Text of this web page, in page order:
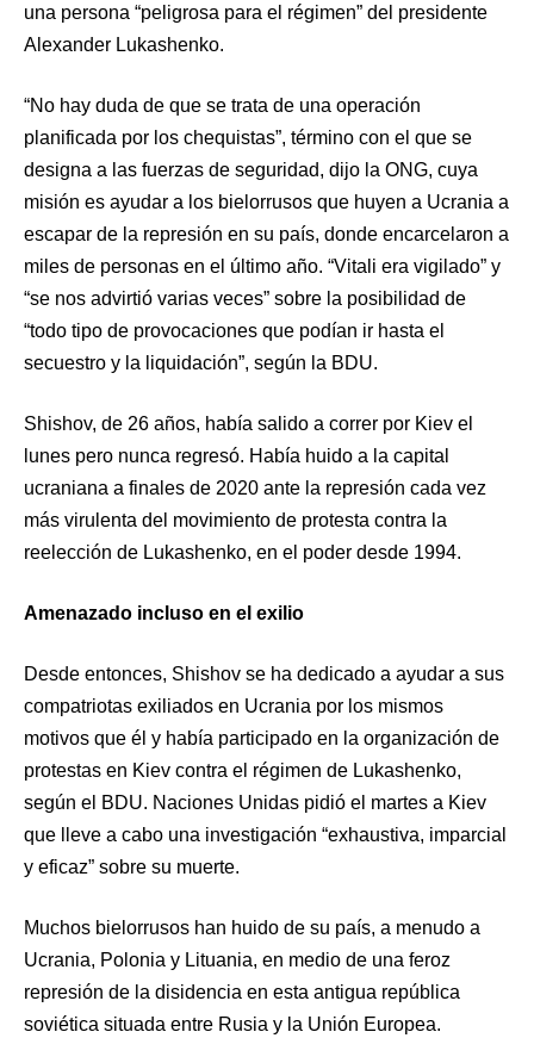
una persona “peligrosa para el régimen” del presidente
Alexander Lukashenko.
“No hay duda de que se trata de una operación
planificada por los chequistas”, término con el que se
designa a las fuerzas de seguridad, dijo la ONG, cuya
misión es ayudar a los bielorrusos que huyen a Ucrania a
escapar de la represión en su país, donde encarcelaron a
miles de personas en el último año. “Vitali era vigilado” y
“se nos advirtió varias veces” sobre la posibilidad de
“todo tipo de provocaciones que podían ir hasta el
secuestro y la liquidación”, según la BDU.
Shishov, de 26 años, había salido a correr por Kiev el
lunes pero nunca regresó. Había huido a la capital
ucraniana a finales de 2020 ante la represión cada vez
más virulenta del movimiento de protesta contra la
reelección de Lukashenko, en el poder desde 1994.
Amenazado incluso en el exilio
Desde entonces, Shishov se ha dedicado a ayudar a sus
compatriotas exiliados en Ucrania por los mismos
motivos que él y había participado en la organización de
protestas en Kiev contra el régimen de Lukashenko,
según el BDU. Naciones Unidas pidió el martes a Kiev
que lleve a cabo una investigación “exhaustiva, imparcial
y eficaz” sobre su muerte.
Muchos bielorrusos han huido de su país, a menudo a
Ucrania, Polonia y Lituania, en medio de una feroz
represión de la disidencia en esta antigua república
soviética situada entre Rusia y la Unión Europea.